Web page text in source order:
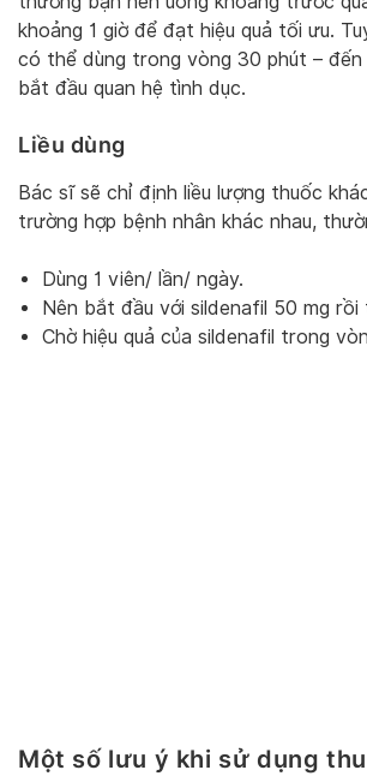
khoảng 1 giờ để đạt hiệu quả tối ưu.
có thể dùng trong vòng 30 phút –
bắt đầu quan hệ tình dục.
Liều dùng
Bác sĩ sẽ chỉ định liều lượng thuốc
trường hợp bệnh nhân khác nhau,
Dùng 1 viên/ lần/ ngày.
Nên bắt đầu với sildenafil 50 mg rồi
Chờ hiệu quả của sildenafil trong
Một số lưu ý khi sử dụng